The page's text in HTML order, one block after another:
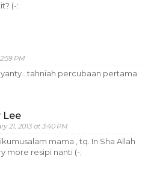
(-:
PM
percubaan pertama
Lee
21, 2013 at 3:40 PM
mama , tq. In Sha Allah
more resipi nanti (-;